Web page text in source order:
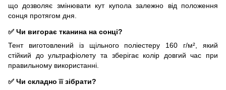
що дозволяє змінювати кут купола залежно від положення
сонця протягом дня.
✅ Чи вигорає тканина на сонці?
Тент виготовлений із щільного поліестеру 160 г/м², який
стійкий до ультрафіолету та зберігає колір довгий час при
правильному використанні.
✅ Чи складно її зібрати?